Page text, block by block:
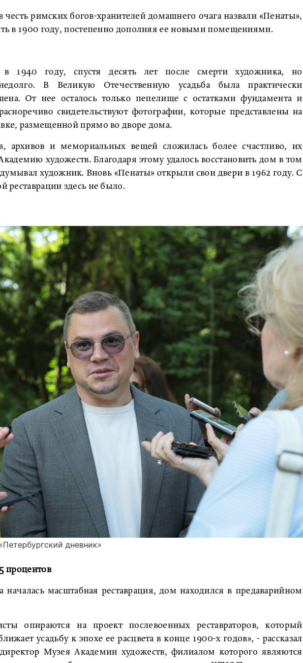
честь римских богов-хранителей домашнего очага назвали «Пенаты»,
в 1900 году, постепенно дополняя ее новыми помещениями.
1940 году, спустя десять лет после смерти художника, но
В Великую Отечественную усадьба была практически
От нее осталось только пепелище с остатками фундамента и
свидетельствуют фотографии, которые представлены на
размещенной прямо во дворе дома.
архивов и мемориальных вещей сложилась более счастливо, их
художеств. Благодаря этому удалось восстановить дом в том
художник. Вновь «Пенаты» открыли свои двери в 1962 году. С
реставрации здесь не было.
дневник»
процентов
началась масштабная реставрация, дом находился в предаварийном
опираются на проект послевоенных реставраторов, который
усадьбу к эпохе ее расцвета в конце 1900-х годов», - рассказал
Музея Академии художеств, филиалом которого являются